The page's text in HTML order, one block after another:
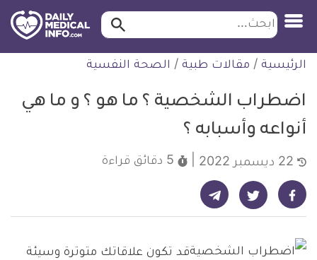
التخطي
للمحتوى
طبية
ابحث ابحث…
الرئيسية / مقالات طبية / الصحة النفسية
اضطراب الشخصية ؟ ما هو ؟ و ما هي
أنواعه وأسبابه ؟
5 دقائق قراءة
شارك على فيسبوك - ديلي ميديكال انفو شارك على تويتر - ديلي ميديكال انفو شارك على تيليجرام - ديلي ميديكال انفو
قد تكون علاقاتك متوترة وسيئة